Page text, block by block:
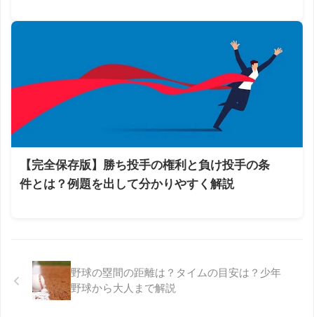
【完全保存版】勝ち投手の権利と負け投手の条
件とは？例題を出して分かりやすく解説
野球の塁間の距離は？タイムの目安は？少年
野球から大人まで解説